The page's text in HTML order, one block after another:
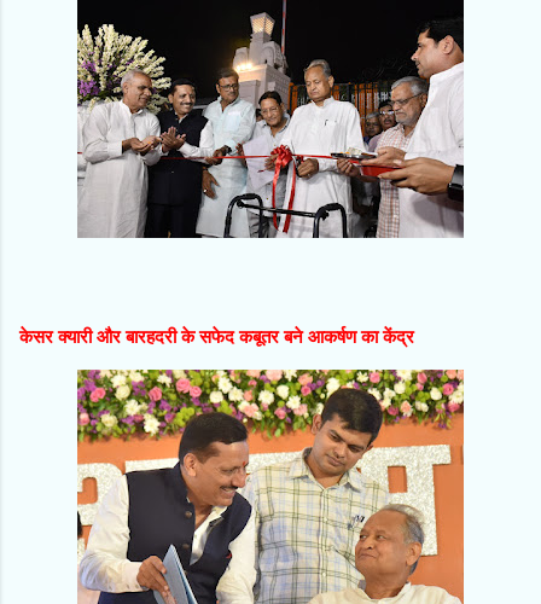
केसर क्यारी और बारहदरी के सफेद कबूतर बने आकर्षण का केंद्र